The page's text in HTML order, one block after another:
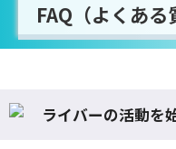
FAQ（よくある
ライバーの活動を